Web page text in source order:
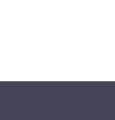
del Tercer Sector celebra el
COCEDER forma parte del